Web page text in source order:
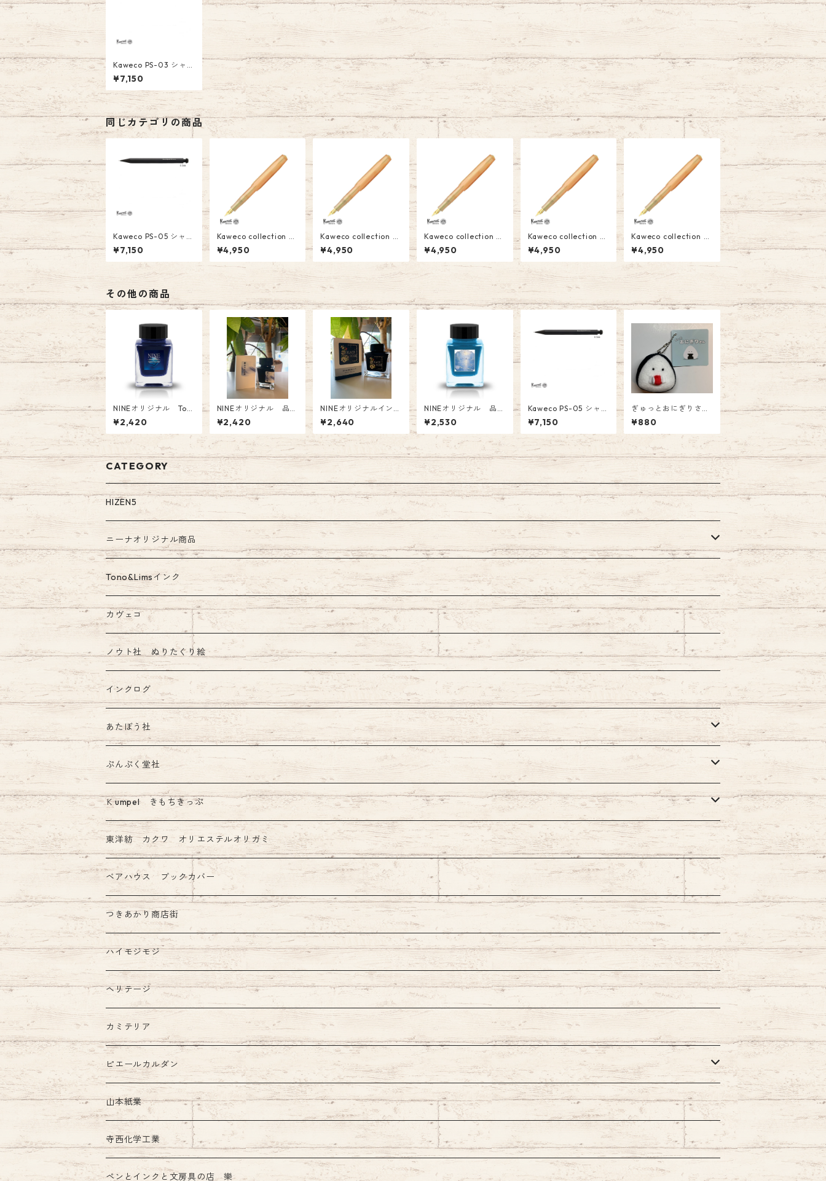
Kaweco PS-03 シャ
ープペンシル スペシ
ャル 0.3mm ￥7,150
(税込）
¥7,150
同じカテゴリの商品
Kaweco PS-05 シャー
プペンシル スペシャ
ル 0.5mm ￥7,150
(税込）
¥7,150
Kaweco collection
Apricot Pearl(アプリ
コットパール) 万年筆
(BB)￥4950(税込）
¥4,950
Kaweco collection
Apricot Pearl(アプリ
コットパール) 万年筆
(B)￥4950(税込）
¥4,950
Kaweco collection
Apricot Pearl(アプリ
コットパール) 万年筆
(M)￥4950(税込）
¥4,950
Kaweco collection
Apricot Pearl(アプリ
コットパール) 万年筆
(EF) ￥4950(税込）
¥4,950
Kaweco collection
Apricot Pearl(アプリ
コットパール) 万年筆
(F)￥4950(税込）
¥4,950
その他の商品
NINEオリジナル Ton
o&Lims コラボインク
「Space Truckin’ 〜Ul
tramarine 〜」 品番:
NI-003 オリジナル F
ountain Pen Ink
¥2,420
NINEオリジナル 品
番:NI-042 Tono&Lim
s コラボインク「終わ
りなき旅～」 オリジナ
ル Fountain Pen Ink
¥2,420
NINEオリジナルイン
ク 品番:NI-044 B
LACK ROSE Fountain
Pen Ink
¥2,640
NINEオリジナル 品
番:NI-059 Tono&Lims
コラボインク「Sign・
ラメなし」〜〜 オリジ
ナル Glass Pen Ink
¥2,530
Kaweco PS-05 シャー
プペンシル スペシャ
ル 0.5mm ￥7,150
(税込）
¥7,150
ぎゅっとおにぎりさ
ん マスコット う
め 880円
¥880
CATEGORY
HIZEN5
ニーナオリジナル商品
ガラスペン
Tono&Limsコラボインク
Tono&Limsインク
カヴェコ
ノウト社 ぬりたくり絵
インクログ
あたぼう社
飾り原稿用紙
その他 あたぼう社製品
ぷんぷく堂社
限定 mizutama+ぷんぷく堂コラボ商品
Ｋumpel きもちきっぷ
きもちふせん
東洋紡 カクワ オリエステルオリガミ
ベアハウス ブックカバー
つきあかり商店街
ハイモジモジ
ヘリテージ
カミテリア
ピエールカルダン
インク
ガラスペン
山本紙業
寺西化学工業
ペンとインクと文房具の店 樂